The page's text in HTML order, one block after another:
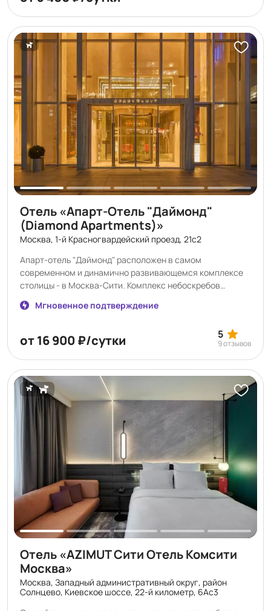
Отель «Апарт-Отель "Даймонд"
(Diamond Apartments)»
Москва, 1-й Красногвардейский проезд, 21с2
Апарт-отель "Даймонд" расположен в самом
современном и динамично развивающемся комплексе
столицы - в Москва-Сити. Комплекс небоскребов
вблизи известных достопримечательностей Москвы,
Торговли, Национальный центр Россия. Москва-Сити -
деловое сердце столицы, которое часто называют
«городом в городе» из-за полной самодостаточности
инфраструктуры: здесь есть всё необходимое для
работы, жизни и досуга. Diamond Apartments - лучший
апарт-отель Москвы 2021г. по версии PROESTATE & TOBY
AWARDS. Лучший апарт-отель России 2021г. и 2023г. по
версии RUSSIAN HOSPITALITY AWARDS. Финалисты
НАЦИОНАЛЬНОЙ ГОСТИНИЧНОЙ ПРЕМИИ 2021 в
номинации "Лучший апарт-отель".
Мгновенное подтверждение
от 16 900 ₽/сутки 5
9 отзывов
Отель «AZIMUT Сити Отель Комсити
Москва»
Москва, Западный административный округ, район
Солнцево, Киевское шоссе, 22-й километр, 6Ас3